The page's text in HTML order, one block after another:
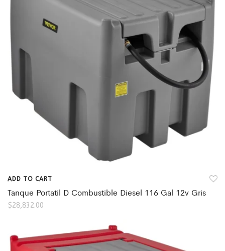
ADD TO CART
Tanque Portatil D Combustible Diesel 116 Gal 12v Gris
$28,832.00